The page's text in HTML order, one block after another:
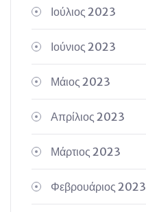
Ιούλιος 2023
Ιούνιος 2023
Μάιος 2023
Απρίλιος 2023
Μάρτιος 2023
Φεβρουάριος 2023